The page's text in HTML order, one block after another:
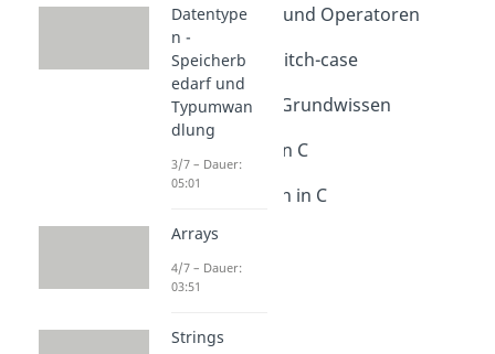
Bedingungen und Operatoren
Dauer: 05:08
if, else und switch-case
Dauer: 05:55
Operatoren - Grundwissen
Dauer: 04:13
for-Schleifen in C
Dauer: 03:48
while-Schleifen in C
Datentype
n -
Speicherb
edarf und
Typumwan
dlung
3/7 – Dauer:
05:01
Arrays
4/7 – Dauer:
03:51
Strings